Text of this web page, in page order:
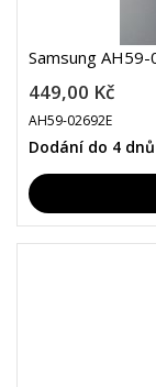
Samsung
449,00 Kč
AH59-02692E
Dodání do 4 dnů